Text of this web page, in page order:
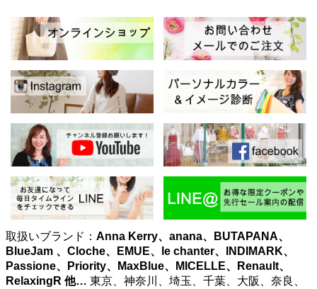
取扱いブランド： Anna Kerry、anana、BUTAPANA、
BlueJam 、Cloche、EMUE、le chanter、INDIMARK、
Passione、Priority、MaxBlue、MICELLE、Renault、
RelaxingR 他… 東京、神奈川、埼玉、千葉、大阪、奈良、